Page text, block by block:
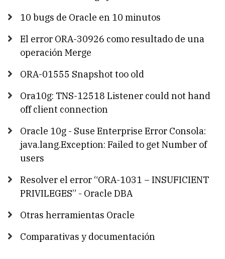
10 bugs de Oracle en 10 minutos
El error ORA-30926 como resultado de una
operación Merge
ORA-01555 Snapshot too old
Ora10g: TNS-12518 Listener could not hand
off client connection
Oracle 10g - Suse Enterprise Error Consola:
java.lang.Exception: Failed to get Number of
users
Resolver el error “ORA-1031 – INSUFICIENT
PRIVILEGES” - Oracle DBA
Otras herramientas Oracle
Comparativas y documentación